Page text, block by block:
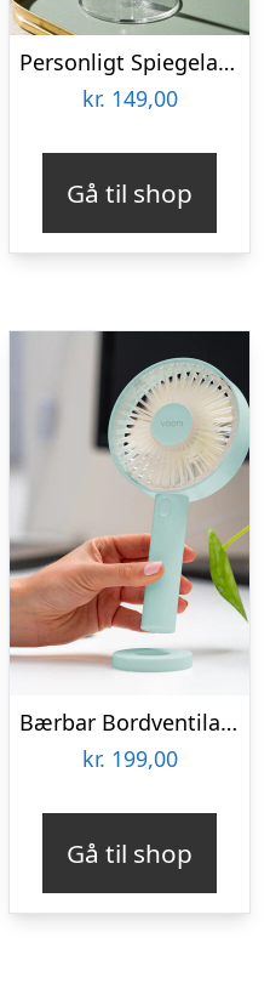
Personligt Spiegelau Drinkglas med Gravering – Egen Tekst
kr. 149,00
Gå til shop
Bærbar Bordventilator – Vooni
kr. 199,00
Gå til shop